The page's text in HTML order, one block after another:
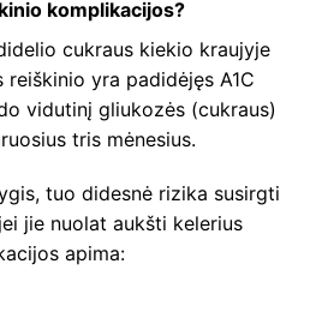
komplikacijos?
cukraus kiekio kraujyje
yra padidėjęs A1C
vidutinį gliukozės (cukraus)
tris mėnesius.
tuo didesnė rizika susirgti
jie nuolat aukšti kelerius
apima: